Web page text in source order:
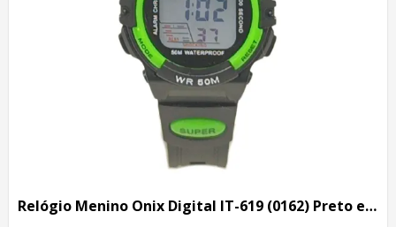
Relógio Menino Onix Digital IT-619 (0162) Preto e Verde